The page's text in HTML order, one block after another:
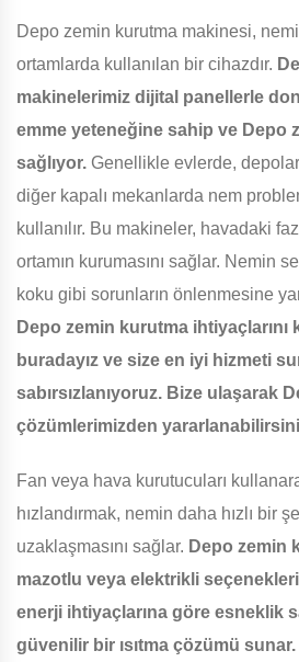
Depo zemin kurutma makinesi,
ortamlarda kullanılan bir cihazdır.
makinelerimiz dijital panellerle
emme yeteneğine sahip ve Depo
sağlıyor. Genellikle evlerde,
diğer kapalı mekanlarda nem
kullanılır. Bu makineler, havadaki
ortamın kurumasını sağlar. Nemin
koku gibi sorunların önlenmesine
Depo zemin kurutma ihtiyaçlarını
buradayız ve size en iyi hizmeti
sabırsızlanıyoruz. Bize ulaşarak
çözümlerimizden
Fan veya hava kurutucuları
hızlandırmak, nemin daha hızlı bir
uzaklaşmasını sağlar. Depo zemin
mazotlu veya elektrikli
enerji ihtiyaçlarına göre esneklik
güvenilir bir ısıtma çözümü sunar.